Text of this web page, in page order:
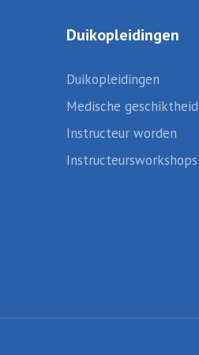
Duikopleidingen
Duikopleidingen
Medische geschiktheid
Instructeur worden
Instructeursworkshops